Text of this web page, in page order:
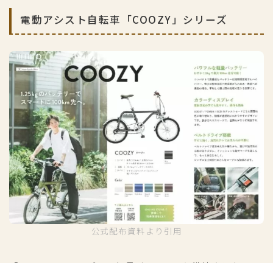
電動アシスト自転車「COOZY」シリーズ
公式配布資料より引用